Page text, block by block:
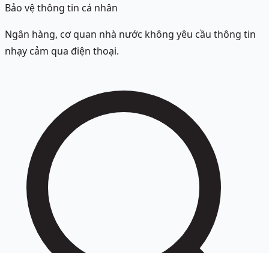
Bảo vệ thông tin cá nhân
Ngân hàng, cơ quan nhà nước không yêu cầu thông tin
nhạy cảm qua điện thoại.